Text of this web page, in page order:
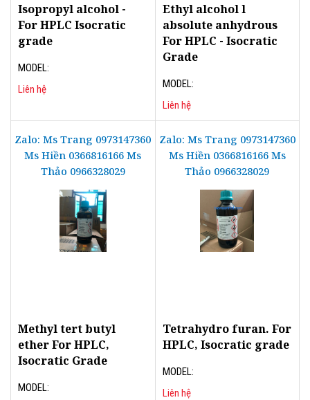
Isopropyl alcohol -
For HPLC Isocratic
grade
MODEL:
Liên hệ
Ethyl alcohol l
absolute anhydrous
For HPLC - Isocratic
Grade
MODEL:
Liên hệ
Zalo: Ms Trang 0973147360
Ms Hiền 0366816166 Ms
Thảo 0966328029
Methyl tert butyl
ether For HPLC,
Isocratic Grade
MODEL:
Zalo: Ms Trang 0973147360
Ms Hiền 0366816166 Ms
Thảo 0966328029
Tetrahydro furan. For
HPLC, Isocratic grade
MODEL:
Liên hệ